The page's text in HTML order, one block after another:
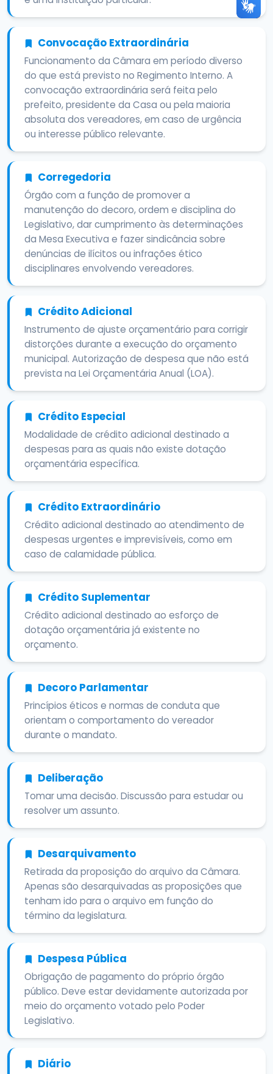
Convocação Extraordinária
Funcionamento da Câmara em período diverso
do que está previsto no Regimento Interno. A
convocação extraordinária será feita pelo
prefeito, presidente da Casa ou pela maioria
absoluta dos vereadores, em caso de urgência
ou interesse público relevante.
Corregedoria
Órgão com a função de promover a
manutenção do decoro, ordem e disciplina do
Legislativo, dar cumprimento às determinações
da Mesa Executiva e fazer sindicância sobre
denúncias de ilícitos ou infrações ético
disciplinares envolvendo vereadores.
Crédito Adicional
Instrumento de ajuste orçamentário para corrigir
distorções durante a execução do orçamento
municipal. Autorização de despesa que não está
prevista na Lei Orçamentária Anual (LOA).
Crédito Especial
Modalidade de crédito adicional destinado a
despesas para as quais não existe dotação
orçamentária específica.
Crédito Extraordinário
Crédito adicional destinado ao atendimento de
despesas urgentes e imprevisíveis, como em
caso de calamidade pública.
Crédito Suplementar
Crédito adicional destinado ao esforço de
dotação orçamentária já existente no
orçamento.
Decoro Parlamentar
Princípios éticos e normas de conduta que
orientam o comportamento do vereador
durante o mandato.
Deliberação
Tomar uma decisão. Discussão para estudar ou
resolver um assunto.
Desarquivamento
Retirada da proposição do arquivo da Câmara.
Apenas são desarquivadas as proposições que
tenham ido para o arquivo em função do
término da legislatura.
Despesa Pública
Obrigação de pagamento do próprio órgão
público. Deve estar devidamente autorizada por
meio do orçamento votado pelo Poder
Legislativo.
Diário